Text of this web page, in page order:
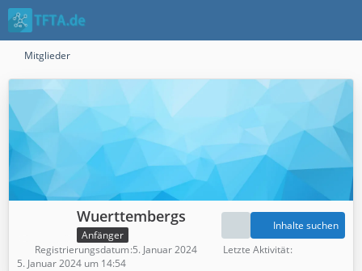
Mitglieder
Wuerttembergs
Anfänger
Inhalte suchen
Registrierungsdatum 5. Januar 2024
Letzte Aktivität
5. Januar 2024 um 14:54